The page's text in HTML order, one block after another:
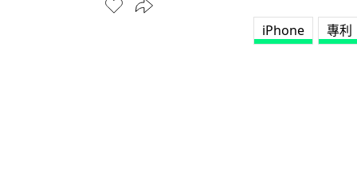
iPhone 專利